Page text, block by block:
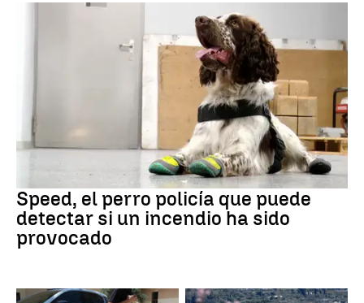
Speed, el perro policía que puede
detectar si un incendio ha sido
provocado